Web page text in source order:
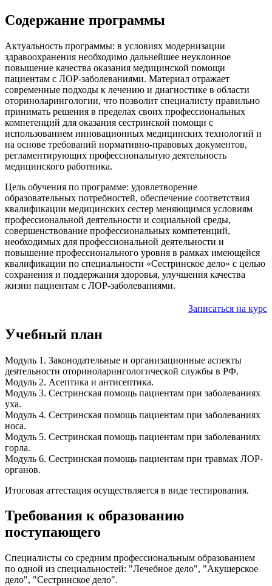
Содержание программы
Актуальность программы: в условиях модернизации
здравоохранения необходимо дальнейшее неуклонное
повышение качества оказания медицинской помощи
пациентам с ЛОР-заболеваниями. Материал отражает
современные подходы к лечению и диагностике в области
оториноларингологии, что позволит специалисту правильно
принимать решения в пределах своих профессиональных
компетенций для оказания сестринской помощи с
использованием инновационных медицинских технологий и
на основе требований нормативно-правовых документов,
регламентирующих профессиональную деятельность
медицинского работника.
Цель обучения по программе: удовлетворение
образовательных потребностей, обеспечение соответствия
квалификации медицинских сестер меняющимся условиям
профессиональной деятельности и социальной среды,
совершенствование профессиональных компетенций,
необходимых для профессиональной деятельности и
повышение профессионального уровня в рамках имеющейся
квалификации по специальности «Сестринское дело» с целью
сохранения и поддержания здоровья, улучшения качества
жизни пациентам с ЛОР-заболеваниями.
Записаться на курс
Учебный план
Модуль 1. Законодательные и организационные аспекты
деятельности оториноларингологической службы в РФ.
Модуль 2. Асептика и антисептика.
Модуль 3. Сестринская помощь пациентам при заболеваниях
уха.
Модуль 4. Сестринская помощь пациентам при заболеваниях
носа.
Модуль 5. Сестринская помощь пациентам при заболеваниях
горла.
Модуль 6. Сестринская помощь пациентам при травмах ЛОР-
органов.
Итоговая аттестация осуществляется в виде тестирования.
Требования к образованию
поступающего
Специалисты со средним профессиональным образованием
по одной из специальностей: "Лечебное дело", "Акушерское
дело", "Сестринское дело".